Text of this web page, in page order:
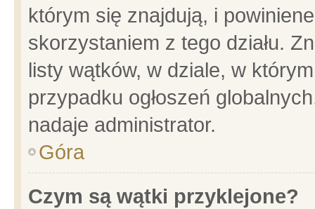
którym się znajdują, i
skorzystaniem z tego działu.
listy wątków, w dziale, w
przypadku ogłoszeń
nadaje administrator.
Góra
Czym są wątki przyklejone?